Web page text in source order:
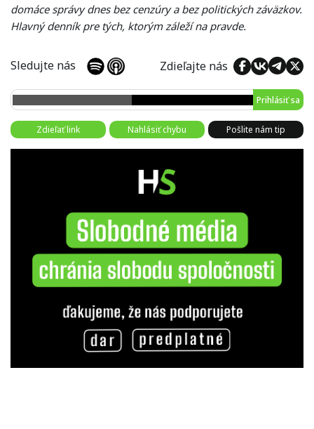
domáce správy dnes bez cenzúry a bez politických záväzkov.
Hlavný denník pre tých, ktorým záleží na pravde.
Sledujte nás Zdieľajte nás
Prihlásiť sa
Zdieľať link Nahlásiť chybu Pošlite nám tip